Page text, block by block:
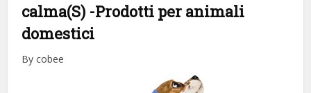
calma(S) -Prodotti per animali
domestici
By cobee